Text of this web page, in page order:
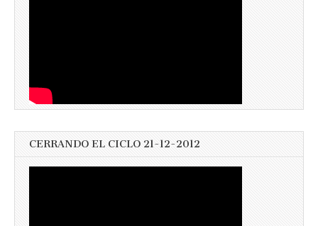
CERRANDO EL CICLO 21-12-2012